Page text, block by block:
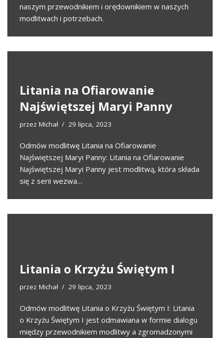
naszym przewodnikiem i orędownikiem w naszych
modlitwach i potrzebach.
Litania na Ofiarowanie
Najświętszej Maryi Panny
przez Michał 29 lipca, 2023
Odmów modlitwę Litania na Ofiarowanie
Najświętszej Maryi Panny: Litania na Ofiarowanie
Najświętszej Maryi Panny jest modlitwą, która składa
się z serii wezwa…
Litania o Krzyżu Świętym I
przez Michał 29 lipca, 2023
Odmów modlitwę Litania o Krzyżu Świętym I: Litania
o Krzyżu Świętym I jest odmawiana w formie dialogu
między przewodnikiem modlitwy a zgromadzonymi